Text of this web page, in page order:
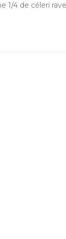
1/4 de céleri